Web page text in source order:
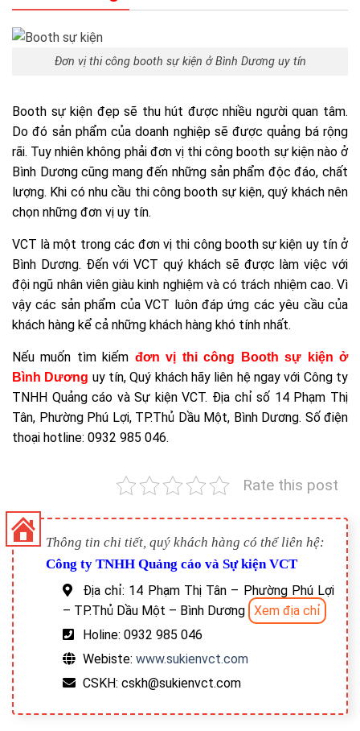
Đơn vị thi công booth sự kiện ở Bình Dương uy tín
Booth sự kiện đẹp sẽ thu hút được nhiều người quan tâm.
Do đó sản phẩm của doanh nghiệp sẽ được quảng bá rộng
rãi. Tuy nhiên không phải đơn vị thi công booth sự kiện nào ở
Bình Dương cũng mang đến những sản phẩm độc đáo, chất
lượng. Khi có nhu cầu thi công booth sự kiện, quý khách nên
chọn những đơn vị uy tín.
VCT là một trong các đơn vị thi công booth sự kiện uy tín ở
Bình Dương. Đến với VCT quý khách sẽ được làm việc với
đội ngũ nhân viên giàu kinh nghiệm và có trách nhiệm cao. Vì
vậy các sản phẩm của VCT luôn đáp ứng các yêu cầu của
khách hàng kể cả những khách hàng khó tính nhất.
Nếu muốn tìm kiếm đơn vị thi công Booth sự kiện ở
Bình Dương uy tín, Quý khách hãy liên hệ ngay với Công ty
TNHH Quảng cáo và Sự kiện VCT. Địa chỉ số 14 Phạm Thị
Tân, Phường Phú Lợi, TP.Thủ Dầu Một, Bình Dương. Số điện
thoại hotline: 0932 985 046.
Rate this post
Thông tin chi tiết, quý khách hàng có thể liên hệ:
Công ty TNHH Quảng cáo và Sự kiện VCT
Địa chỉ: 14 Phạm Thị Tân – Phường Phú Lợi
– TP.Thủ Dầu Một – Bình Dương Xem địa chỉ
Holine: 0932 985 046
Webiste: www.sukienvct.com
CSKH: cskh@sukienvct.com